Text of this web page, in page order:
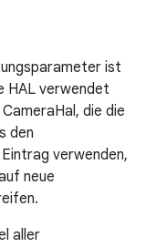
ist
HAL verwendet
CameraHal, die die
den
Eintrag verwenden,
neue
aller